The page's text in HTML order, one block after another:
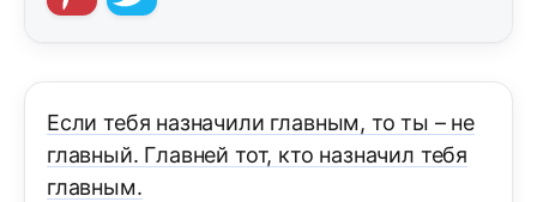
Если тебя назначили главным, то ты – не
главный. Главней тот, кто назначил тебя
главным.